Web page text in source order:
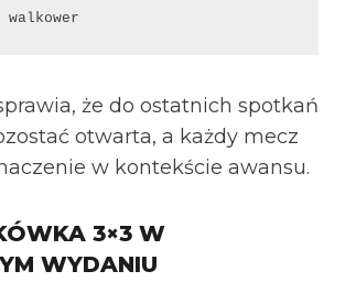
walkower
że do ostatnich spotkań
otwarta, a każdy mecz
w kontekście awansu.
3×3 W
WYDANIU